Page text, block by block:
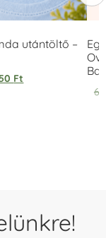
utántöltő –
Ft